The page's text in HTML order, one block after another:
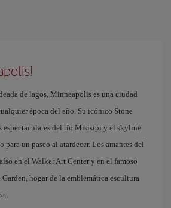
de lagos, Minneapolis es una ciudad
época del año. Su icónico Stone
espectaculares del río Misisipi y el skyline
para un paseo al atardecer. Los amantes del
en el Walker Art Center y en el famoso
hogar de la emblemática escultura